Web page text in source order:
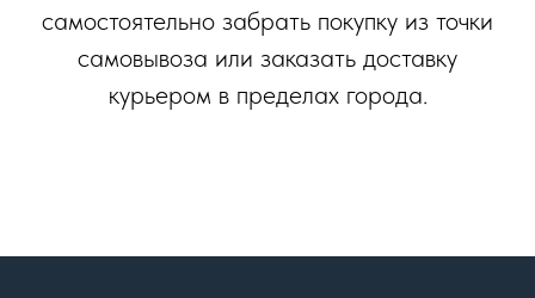
самостоятельно забрать покупку из точки
самовывоза или заказать доставку
курьером в пределах города.